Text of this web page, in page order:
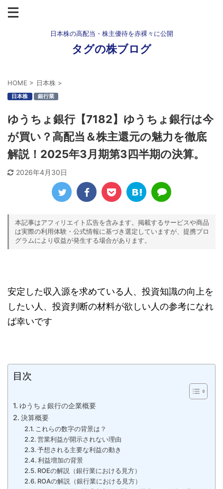
日本株の高配当・株主優待を赤裸々に公開
タグの株ブログ
HOME > 日本株 >
日本株 銀行業
ゆうちょ銀行【7182】ゆうちょ銀行は今
が買い？高配当＆株主還元の魅力を徹底
解説！2025年3月期第3四半期の決算。
2026年4月30日
本記事はアフィリエイト広告を含みます。掲載するサービスや商品
は実際の利用体験・公式情報に基づき選定していますが、提携プロ
グラムにより収益が発生する場合があります。
安定した収入源を求めている人、投資知識の向上を
したい人、投資判断の材料が欲しい人の参考になれ
ば幸いです
目次
ゆうちょ銀行の企業概要
決算概要
これらの数字の背景は？
営業利益が開示されない理由
予想される主要な利益の動き
利益増加の背景
ROEの解説（銀行業における見方）
ROAの解説（銀行業における見方）